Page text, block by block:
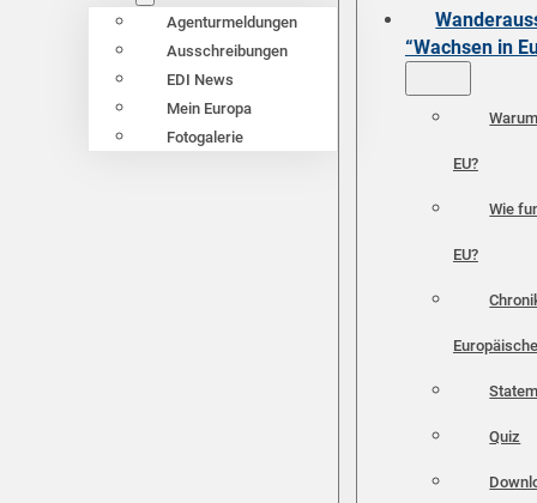
Agenturmeldungen
Ausschreibungen
EDI News
Mein Europa
Fotogalerie
“Wachsen in
EU?
Wie
EU?
Quiz